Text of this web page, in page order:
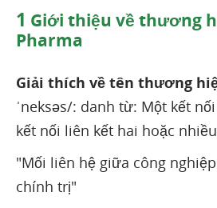
1 Giới thiệu về thương
Pharma
Giải thích về tên thương
ˈneksəs/: danh từ: Một kết
kết nối liên kết hai hoặc
"Mối liên hệ giữa công
chính trị"